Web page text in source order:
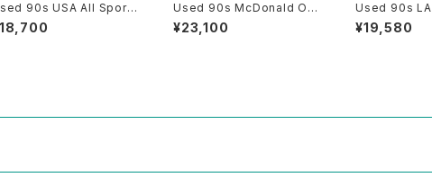
90s USA All Sport
Have a Cow Art Me
Graphic T-Shirt Si
Used 90s McDonald Offi
cial News Paper Photo g
raphic T-Shirt Size L 古着
¥23,100
Used 90s
Lauren
ddle Jacket
¥19,580